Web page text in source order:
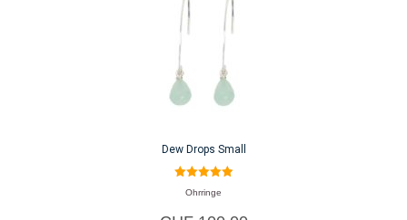
Dew Drops Small
5.00
von 5
Ohrringe